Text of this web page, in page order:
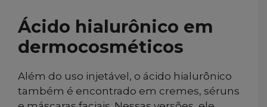
Ácido hialurônico em
dermocosméticos
Além do uso injetável, o ácido hialurônico
também é encontrado em cremes, séruns